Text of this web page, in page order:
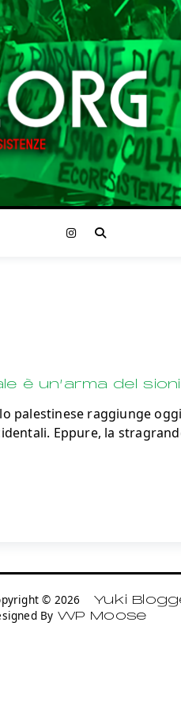
è un’arma del
palestinese raggiunge
Eppure, la
© 2026 Yuki
By WP Moose